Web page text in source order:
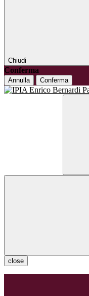
Chiudi
Conferma
Annulla Conferma
close